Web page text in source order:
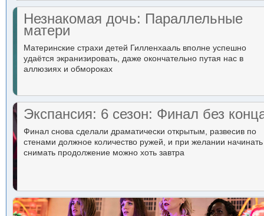
Незнакомая дочь: Параллельные
матери
Материнские страхи детей Гилленхааль вполне успешно
удаётся экранизировать, даже окончательно путая нас в
аллюзиях и обмороках
Экспансия: 6 сезон: Финал без
Финал снова сделали драматически открытым, развесив по
стенами должное количество ружей, и при желании начинать
снимать продолжение можно хоть завтра